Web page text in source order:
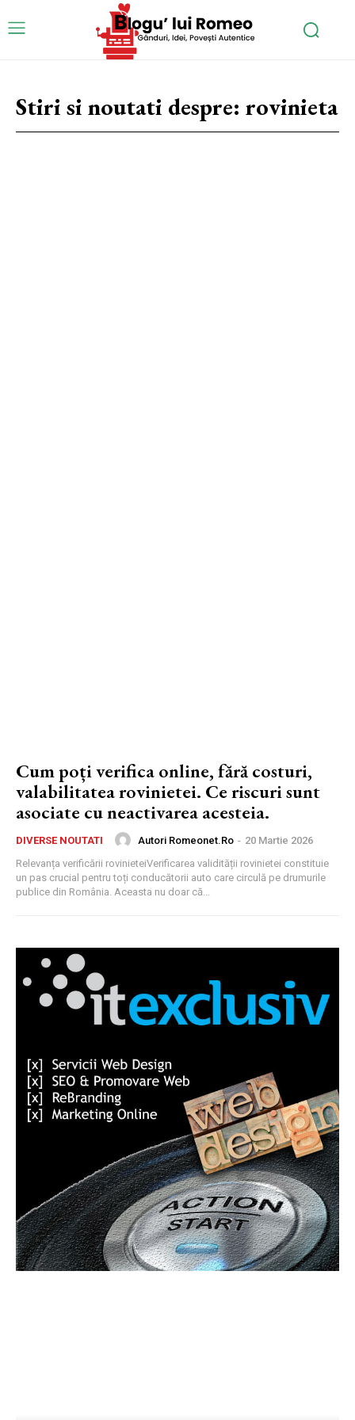
Stiri si noutati despre: rovinieta
Cum poți verifica online, fără costuri,
valabilitatea rovinietei. Ce riscuri sunt
asociate cu neactivarea acesteia.
DIVERSE NOUTATI Autori Romeonet.ro - 20 Martie 2026
Relevanța verificării rovinieteiVerificarea validității rovinietei constituie
un pas crucial pentru toți conducătorii auto care circulă pe drumurile
publice din România. Aceasta nu doar că...